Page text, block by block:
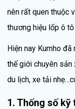
nên rất quen thuộc
thương hiệu lốp ô
Hiện nay Kumho
thế giới chuyên sản
du lịch, xe tải
1. Thống số kỹ